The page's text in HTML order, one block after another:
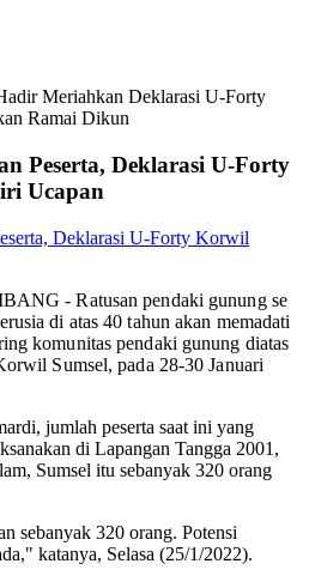
Meriahkan Deklarasi U-Forty
Ramai Dikun
Peserta, Deklarasi U-Forty
Ucapan
- Ratusan pendaki gunung se
di atas 40 tahun akan memadati
komunitas pendaki gunung diatas
Sumsel, pada 28-30 Januari
jumlah peserta saat ini yang
di Lapangan Tangga 2001,
Sumsel itu sebanyak 320 orang
sebanyak 320 orang. Potensi
katanya, Selasa (25/1/2022).